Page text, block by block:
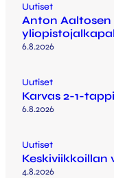
Uutiset
Anton
6.8.2026
Uutiset
Karvas 2-1-
6.8.2026
Uutiset
Keskiviikkoillan
4.8.2026